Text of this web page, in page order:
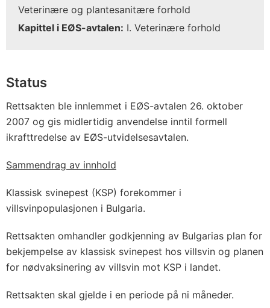
Veterinære og plantesanitære forhold
Kapittel i EØS-avtalen: I. Veterinære forhold
Status
Rettsakten ble innlemmet i EØS-avtalen 26. oktober
2007 og gis midlertidig anvendelse inntil formell
ikrafttredelse av EØS-utvidelsesavtalen.
Sammendrag av innhold
Klassisk svinepest (KSP) forekommer i
villsvinpopulasjonen i Bulgaria.
Rettsakten omhandler godkjenning av Bulgarias plan for
bekjempelse av klassisk svinepest hos villsvin og planen
for nødvaksinering av villsvin mot KSP i landet.
Rettsakten skal gjelde i en periode på ni måneder.